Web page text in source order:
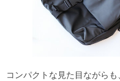
コンパクトな見た目ながら